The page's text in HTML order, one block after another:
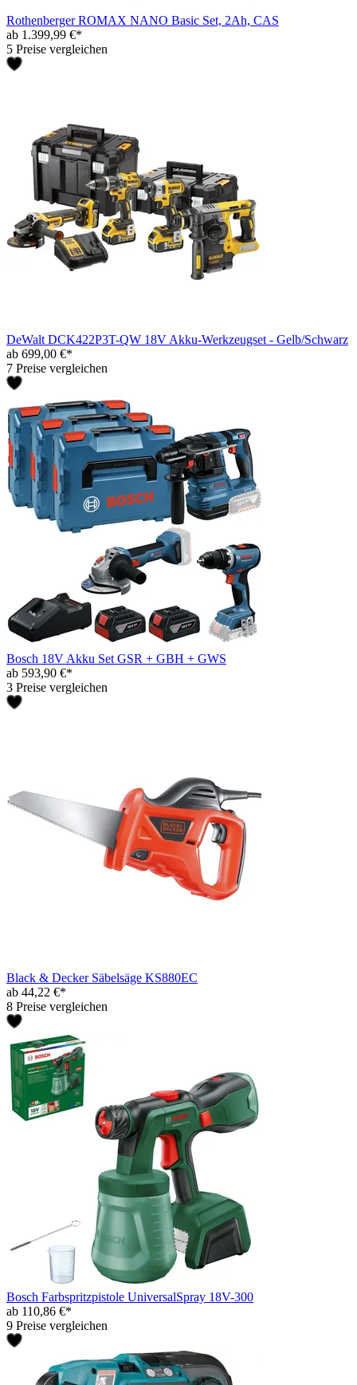
Rothenberger ROMAX NANO Basic Set, 2Ah, CAS
ab 1.399,99 €*
5 Preise vergleichen
DeWalt DCK422P3T-QW 18V Akku-Werkzeugset - Gelb/Schwarz
ab 699,00 €*
7 Preise vergleichen
Bosch 18V Akku Set GSR + GBH + GWS
ab 593,90 €*
3 Preise vergleichen
Black & Decker Säbelsäge KS880EC
ab 44,22 €*
8 Preise vergleichen
Bosch Farbspritzpistole UniversalSpray 18V-300
ab 110,86 €*
9 Preise vergleichen